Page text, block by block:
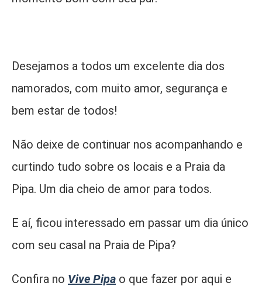
Desejamos a todos um excelente dia dos
namorados, com muito amor, segurança e
bem estar de todos!
Não deixe de continuar nos acompanhando e
curtindo tudo sobre os locais e a Praia da
Pipa. Um dia cheio de amor para todos.
E aí, ficou interessado em passar um dia único
com seu casal na Praia de Pipa?
Confira no Vive Pipa o que fazer por aqui e